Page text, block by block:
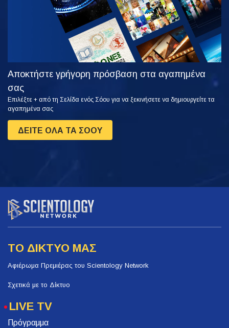
Αποκτήστε γρήγορη πρόσβαση στα αγαπημένα
σας
Επιλέξτε + από τη Σελίδα ενός Σόου για να ξεκινήσετε να δημιουργείτε τα
αγαπημένα σας
ΔΕΙΤΕ ΟΛΑ ΤΑ ΣΟΟΥ
ΤΟ ΔΙΚΤΥΟ ΜΑΣ
Αφιέρωμα Πρεμιέρας του Scientology Network
Σχετικά με το Δίκτυο
LIVE TV
Πρόγραμμα